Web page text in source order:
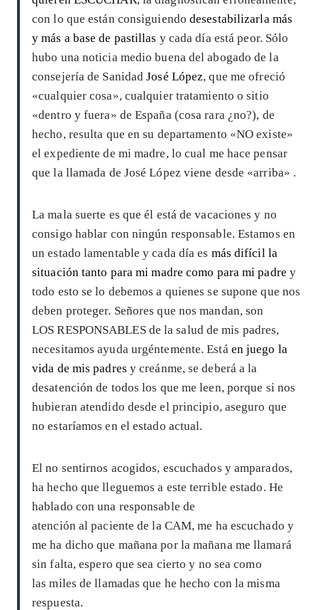
con lo que están consiguiendodesestabilizarla más
y más a base de pastillas y cada día está peor. Sólo
hubo una noticia medio buena del abogado de la
consejería de SanidadJosé López, que me ofreció
«cualquier cosa», cualquier tratamiento o sitio
«dentro y fuera» de España (cosa rara ¿no?), de
hecho, resulta que en su departamento «NO existe»
el expediente de mi madre, lo cual me hace pensar
que la llamada de José López viene desde «arriba» .
La mala suerte es que él está de vacaciones y no
consigo hablar con ningún responsable. Estamos en
un estado lamentable y cada día es más difícil la
situación tanto para mi madre como para mi padre y
todo esto se lo debemos a quienes se supone que nos
deben proteger. Señores que nos mandan, son
LOS RESPONSABLES de la salud de mis padres,
necesitamos ayuda urgéntemente. Está en juego la
vida de mis padres y creánme, se deberá a la
desatención de todos los que me leen, porque si nos
hubieran atendido desde el principio, aseguro que
no estaríamos en el estado actual.
El no sentirnos acogidos, escuchados y amparados,
ha hecho que lleguemos a este terrible estado. He
hablado con una responsable de
atención al paciente de la CAM, me ha escuchado y
me ha dicho que mañana por la mañana me llamará
sin falta, espero que sea cierto y no sea como
las miles de llamadas que he hecho con la misma
respuesta.